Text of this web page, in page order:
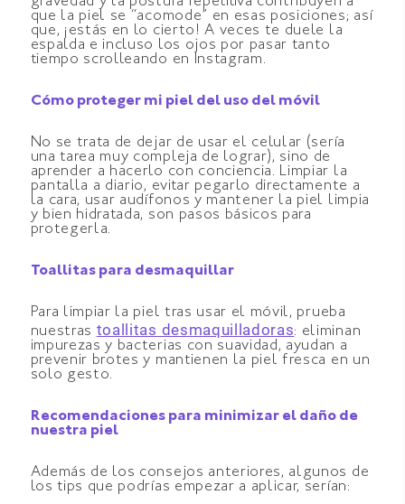
que la piel se “acomode” en esas posiciones; así
que, ¡estás en lo cierto! A veces te duele la
espalda e incluso los ojos por pasar tanto
tiempo scrolleando en Instagram.
Cómo proteger mi piel del uso del móvil
No se trata de dejar de usar el celular (sería
una tarea muy compleja de lograr), sino de
aprender a hacerlo con conciencia. Limpiar la
pantalla a diario, evitar pegarlo directamente a
la cara, usar audífonos y mantener la piel limpia
y bien hidratada, son pasos básicos para
protegerla.
Toallitas para desmaquillar
Para limpiar la piel tras usar el móvil, prueba
nuestras toallitas desmaquilladoras: eliminan
impurezas y bacterias con suavidad, ayudan a
prevenir brotes y mantienen la piel fresca en un
solo gesto.
Recomendaciones para minimizar el daño de
nuestra piel
Además de los consejos anteriores, algunos de
los tips que podrías empezar a aplicar, serían: